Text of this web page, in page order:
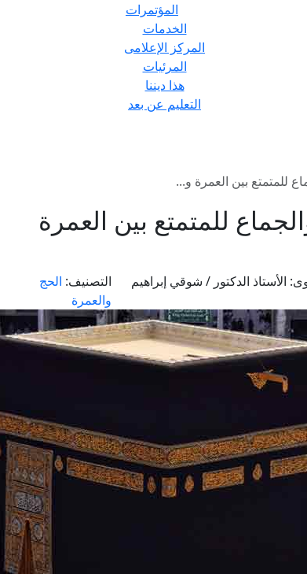
المؤتمرات
الخدمات
المركز الإعلامى
المرئيات
هذا ديننا
التعليم عن بعد
للمتمتع بين العمرة و...
للمتمتع بين العمرة
الأستاذ الدكتور / شوقي إبراهيم
التصنيف: الحج
والعمرة